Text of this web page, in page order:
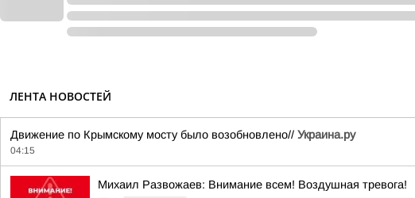
ЛЕНТА НОВОСТЕЙ
Движение по Крымскому мосту было возобновлено// Украина.ру
04:15
Михаил Развожаев: Внимание всем! Воздушная тревога!